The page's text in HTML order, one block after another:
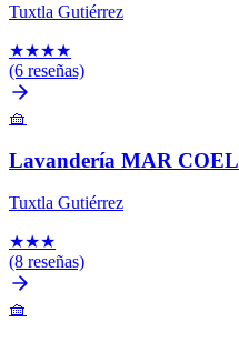
Tuxtla Gutiérrez
★★★★
(6 reseñas)
🧺
Lavandería MAR COEL
Tuxtla Gutiérrez
★★★
(8 reseñas)
🧺